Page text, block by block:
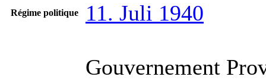
Régime politique
11. Juli 1940
Gouvernement